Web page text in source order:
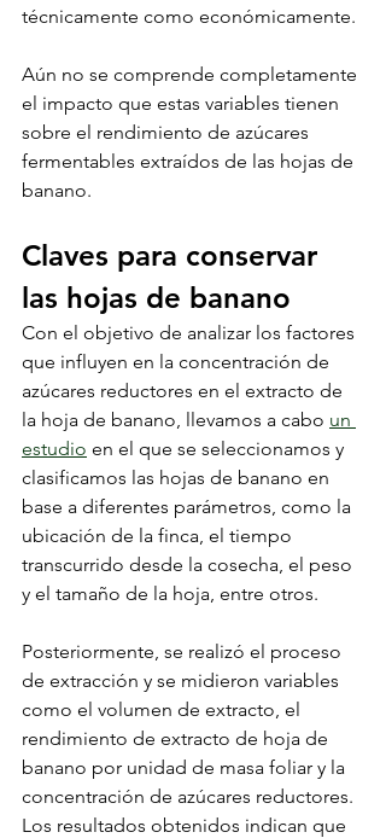
técnicamente como económicamente.
Aún no se comprende completamente
el impacto que estas variables tienen
sobre el rendimiento de azúcares
fermentables extraídos de las hojas de
banano.
Claves para conservar
las hojas de banano
Con el objetivo de analizar los factores
que influyen en la concentración de
azúcares reductores en el extracto de
la hoja de banano, llevamos a cabo un
estudio en el que se seleccionamos y
clasificamos las hojas de banano en
base a diferentes parámetros, como la
ubicación de la finca, el tiempo
transcurrido desde la cosecha, el peso
y el tamaño de la hoja, entre otros.
Posteriormente, se realizó el proceso
de extracción y se midieron variables
como el volumen de extracto, el
rendimiento de extracto de hoja de
banano por unidad de masa foliar y la
concentración de azúcares reductores.
Los resultados obtenidos indican que